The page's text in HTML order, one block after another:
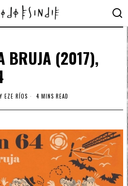
BRUJA (2017),
EZE RÍOS 4 MINS READ